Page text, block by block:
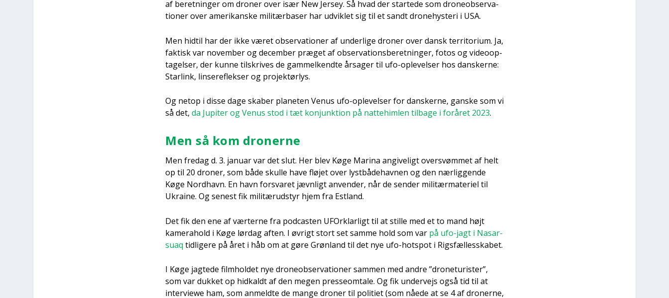
af beret­nin­ger om dro­ner over især New Jer­sey. Så hvad der star­te­de som dro­neob­ser­va­
tio­ner over ame­ri­kan­ske mili­tær­ba­ser har udvik­let sig til et sandt dro­ne­hyste­ri i USA.
Men hidtil har der ikke været obser­va­tio­ner af under­li­ge dro­ner over dansk ter­ri­to­ri­um. Ja,
fak­tisk var novem­ber og decem­ber præ­get af obser­va­tions­be­ret­nin­ger, fotos og video­op­
ta­gel­ser, der kun­ne til­skri­ves de gam­mel­kend­te årsa­ger til ufo-ople­vel­ser hos dan­sker­ne:
Star­link, lin­sere­flek­ser og pro­jek­tør­lys.
Og net­op i dis­se dage ska­ber pla­ne­ten Venus ufo-ople­vel­ser for dan­sker­ne, gan­ske som vi
så det, da Jupi­ter og Venus stod i tæt konjunk­tion på nat­te­him­len til­ba­ge i for­å­ret 2023.
Men så kom dro­ner­ne
Men fre­dag d. 3. janu­ar var det slut. Her blev Køge Mari­na angi­ve­ligt over­svøm­met af helt
op til 20 dro­ner, som både skul­le have flø­jet over lystbå­de­hav­nen og den nær­lig­gen­de
Køge Nord­havn. En havn for­sva­ret jævn­ligt anven­der, når de sen­der mili­tærma­te­ri­el til
Ukrai­ne. Og sene­st fik mili­tær­ud­styr hjem fra Est­land.
Det fik den ene af vær­ter­ne fra podca­sten UFOr­klar­ligt til at stil­le med et to mand højt
kame­ra­hold i Køge lør­dag aften. I øvrigt stort set sam­me hold som var på ufo-jagt i Nas­ar­
su­aq tid­li­ge­re på året i håb om at gøre Grøn­land til det nye ufo-hots­pot i Rigs­fæl­les­ska­bet.
I Køge jag­te­de film­hol­det nye dro­neob­ser­va­tio­ner sam­men med andre ”dro­ne­turi­ster”,
som var duk­ket op hid­kaldt af den megen pres­seom­ta­le. Og fik under­vejs også tid til at
inter­viewe ham, som anmeld­te de man­ge dro­ner til poli­ti­et (som nåe­de at se 4 af dro­ner­ne,